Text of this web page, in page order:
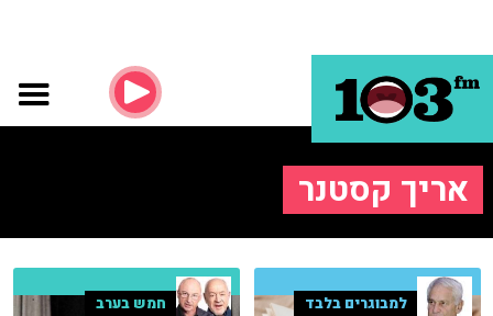
אריך קסטנר
למבוגרים בלבד חמש בערב